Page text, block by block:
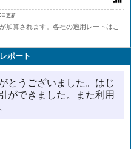
日更新
加算されます。各社の適用レートは こ
ポート
とうございました。はじ
ができました。また利用